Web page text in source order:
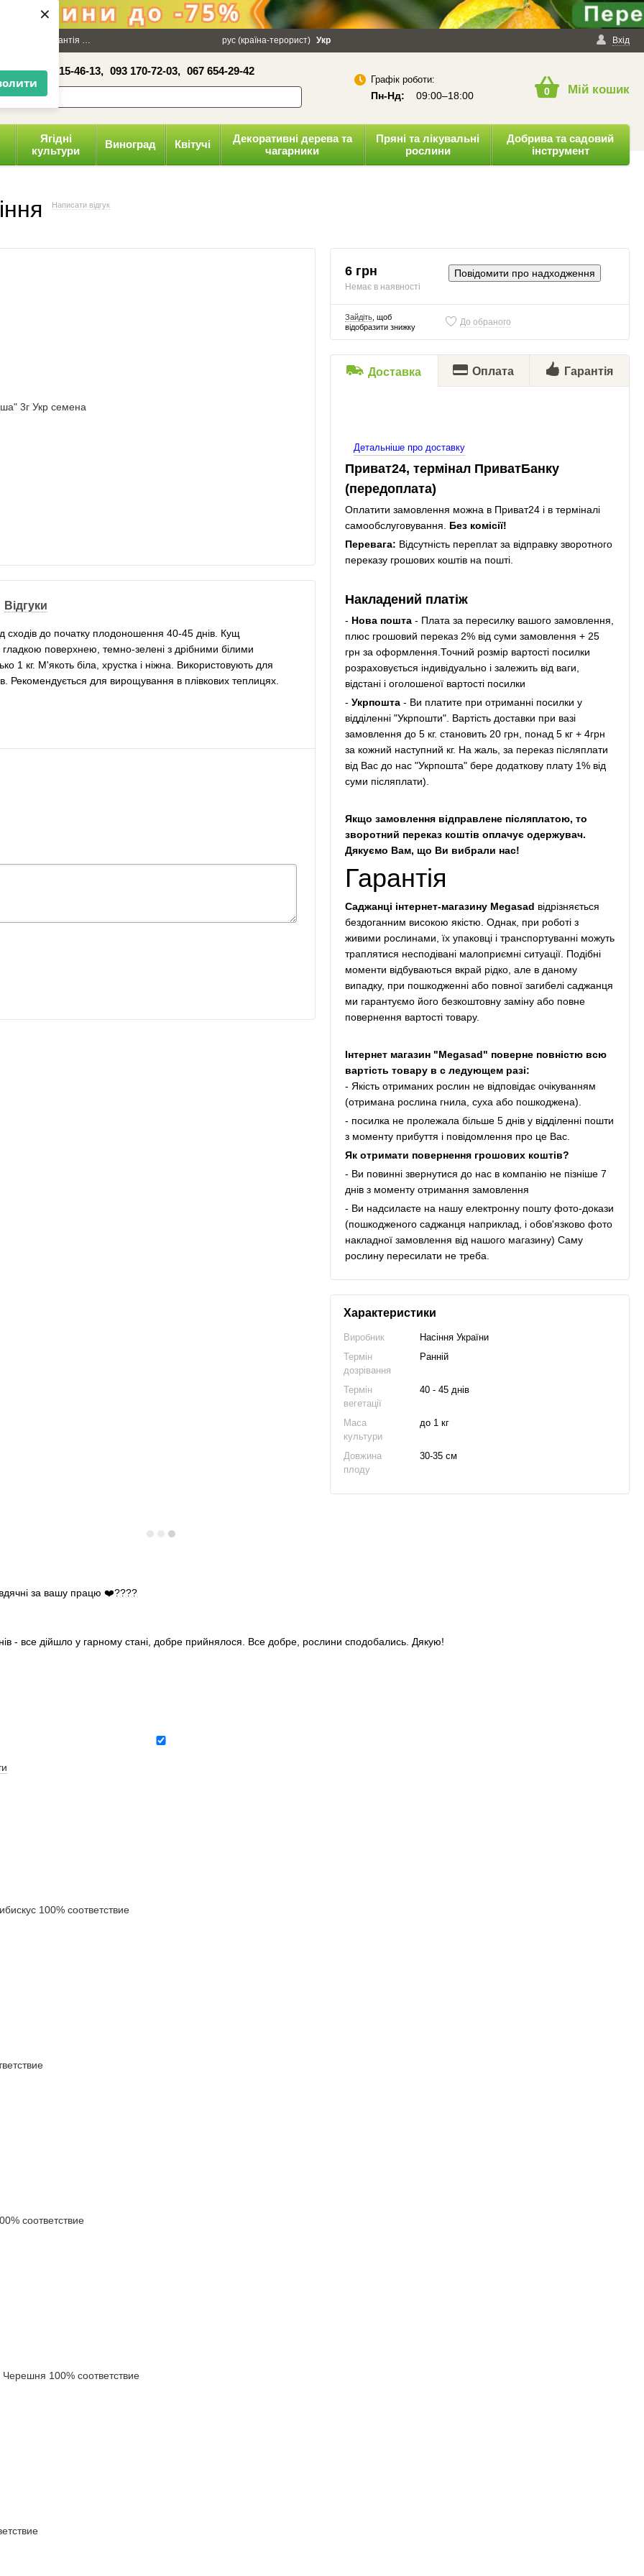
×
грн Гарантія Політика конфіденційності Вхід
рус (країна-терорист) Укр
41, 050 515-46-13, 093 170-72-03, 067 654-29-42
Графік роботи:
Пн-Нд: 09:00–18:00 0 Мій кошик
Ягідні
культури
Виноград Квітучі
Декоративні дерева та
чагарники
Пряні та лікувальні
рослини
Добрива та садовий
інструмент
Написати відгук
Відгуки
сходів до початку плодоношення 40-45 днів. Кущ
поверхнею, темно-зелені з дрібними білими
кг. М'якоть біла, хрустка і ніжна. Використовують для
Рекомендується для вирощування в плівкових теплицях.
6 грн
Немає в наявності
Повідомити про надходження
Зайдіть, щоб
відобразити знижку
До обраного
Доставка Оплата Гарантія
Детальніше про доставку
Приват24, термінал ПриватБанку
(передоплата)
Оплатити замовлення можна в Приват24 і в терміналі
самообслуговування. Без комісії!
Перевага: Відсутність переплат за відправку зворотного
переказу грошових коштів на пошті.
Накладений платіж
- Нова пошта- Плата за пересилку вашого замовлення,
плюс грошовий переказ 2% від суми замовлення + 25
грн за оформлення.Точний розмір вартості посилки
розраховується індивідуально і залежить від ваги,
відстані і оголошеної вартості посилки
- Укрпошта- Ви платите при отриманні посилки у
відділенні "Укрпошти". Вартість доставки при вазі
замовлення до 5 кг. становить 20 грн, понад 5 кг + 4грн
за кожний наступний кг. На жаль, за переказ післяплати
від Вас до нас "Укрпошта" бере додаткову плату 1% від
суми післяплати).
Якщо замовлення відправлене післяплатою, то
зворотний переказ коштів оплачує одержувач.
Дякуємо Вам, що Ви вибрали нас!
Гарантія
Саджанці інтернет-магазину Megasad відрізняється
бездоганним високою якістю. Однак, при роботі з
живими рослинами, їх упаковці і транспортуванні можуть
траплятися несподівані малоприємні ситуації. Подібні
моменти відбуваються вкрай рідко, але в даному
випадку, при пошкодженні або повної загибелі саджанця
ми гарантуємо його безкоштовну заміну або повне
повернення вартості товару.
Інтернет магазин "Megasad" поверне повністю всю
вартість товару в с ледующем разі:
- Якість отриманих рослин не відповідає очікуванням
(отримана рослина гнила, суха або пошкоджена).
- посилка не пролежала більше 5 днів у відділенні пошти
з моменту прибуття і повідомлення про це Вас.
Як отримати повернення грошових коштів?
- Ви повинні звернутися до нас в компанію не пізніше 7
днів з моменту отримання замовлення
- Ви надсилаєте на нашу електронну пошту фото-докази
(пошкодженого саджанця наприклад, і обов'язково фото
накладної замовлення від нашого магазину) Саму
рослину пересилати не треба.
Характеристики
Виробник
Насіння України
Термін
дозрівання
Ранній
Термін
вегетації
40 - 45 днів
Маса
культури
до 1 кг
Довжина
плоду
30-35 см
за вашу працю ❤️????
- все дійшло у гарному стані, добре прийнялося. Все добре, рослини сподобались. Дякую!
100% соответствие
соответствие
100% соответствие